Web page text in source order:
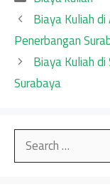
Biaya Kuliah
Penerbangan
Biaya Kuliah
Surabaya
Search